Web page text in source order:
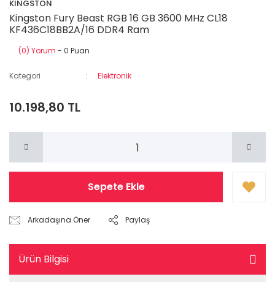
KINGSTON
Kingston Fury Beast RGB 16 GB 3600 MHz CL18
KF436C18BB2A/16 DDR4 Ram
(0) Yorum - 0 Puan
Kategori Elektronik
10.198,80 TL
Sepete Ekle
Arkadaşına Öner Paylaş
Ürün Bilgisi